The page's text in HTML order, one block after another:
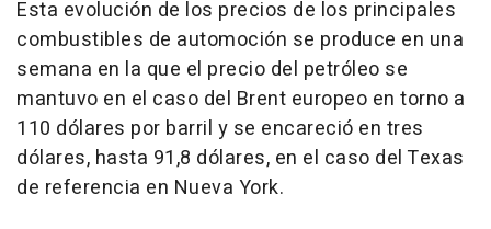
Esta evolución de los precios de los principales
combustibles de automoción se produce en una
semana en la que el precio del petróleo se
mantuvo en el caso del Brent europeo en torno a
110 dólares por barril y se encareció en tres
dólares, hasta 91,8 dólares, en el caso del Texas
de referencia en Nueva York.